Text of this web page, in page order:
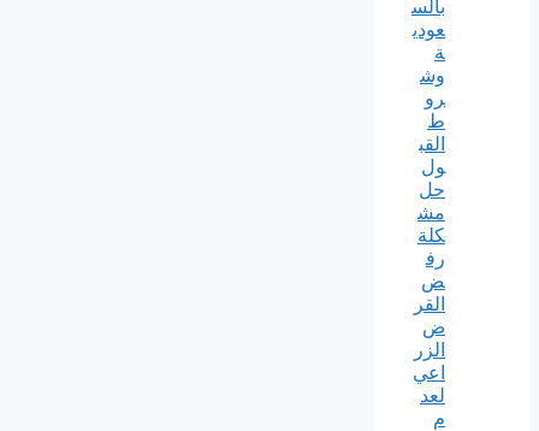
بالس
عودي
ة
وش
رو
ط
القب
ول
حل
مش
كلة
رف
ض
القر
ض
الزر
اعي
لعد
م